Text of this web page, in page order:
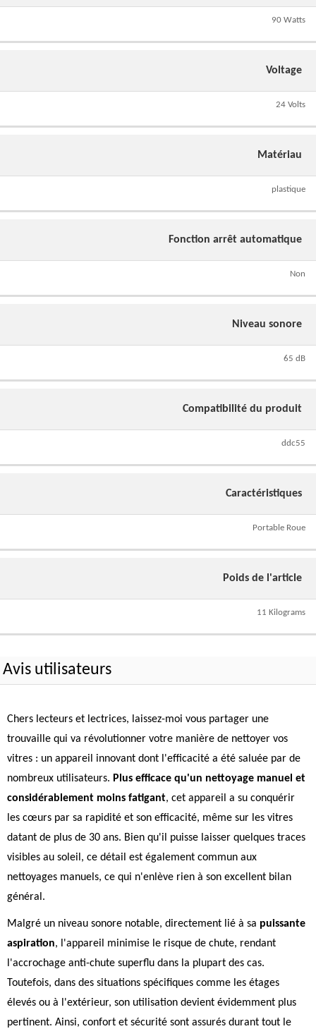
90 Watts
Voltage
24 Volts
Matériau
plastique
Fonction arrêt automatique
Non
Niveau sonore
65 dB
Compatibilité du produit
ddc55
Caractéristiques
Portable Roue
Poids de l'article
11 Kilograms
Avis utilisateurs
Chers lecteurs et lectrices, laissez-moi vous partager une
trouvaille qui va révolutionner votre manière de nettoyer vos
vitres : un appareil innovant dont l'efficacité a été saluée par de
nombreux utilisateurs. Plus efficace qu'un nettoyage manuel et
considérablement moins fatigant, cet appareil a su conquérir
les cœurs par sa rapidité et son efficacité, même sur les vitres
datant de plus de 30 ans. Bien qu'il puisse laisser quelques traces
visibles au soleil, ce détail est également commun aux
nettoyages manuels, ce qui n'enlève rien à son excellent bilan
général.
Malgré un niveau sonore notable, directement lié à sa puissante
aspiration, l'appareil minimise le risque de chute, rendant
l'accrochage anti-chute superflu dans la plupart des cas.
Toutefois, dans des situations spécifiques comme les étages
élevés ou à l'extérieur, son utilisation devient évidemment plus
pertinent. Ainsi, confort et sécurité sont assurés durant tout le